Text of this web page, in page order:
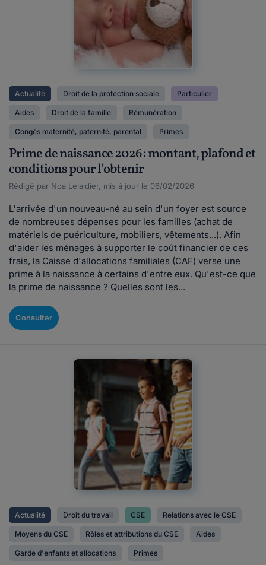
Actualité Droit de la protection sociale Particulier
Aides Droit de la famille Rémunération
Congés maternité, paternité, parental Primes
Prime de naissance 2026 : montant, plafond et
conditions pour l’obtenir
Rédigé par Noa Lelaidier, mis à jour le 06/02/2026
L'arrivée d'un nouveau-né au sein d'un foyer est source
de nombreuses dépenses pour les familles (achat de
matériels de puériculture, mobiliers, vêtements...). Afin
d'aider les ménages à supporter le coût financier de ces
frais, la Caisse d'allocations familiales (CAF) verse une
prime à la naissance à certains d'entre eux. Qu'est-ce que
la prime de naissance ? Quelles sont les...
Consulter
Actualité Droit du travail CSE Relations avec le CSE
Moyens du CSE Rôles et attributions du CSE Aides
Garde d'enfants et allocations Primes